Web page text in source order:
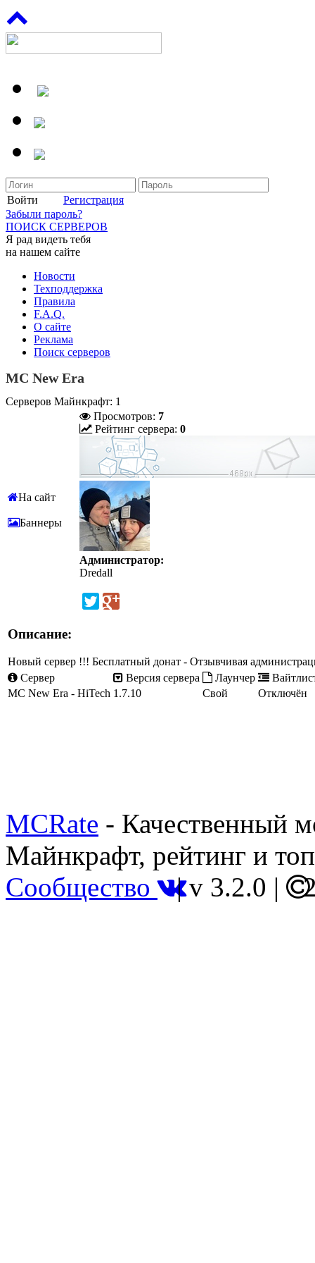
Войти
Регистрация
Забыли пароль?
ПОИСК СЕРВЕРОВ
Я рад видеть тебя
на нашем сайте
Новости
Техподдержка
Правила
F.A.Q.
О сайте
Реклама
Поиск серверов
MC New Era
Серверов Майнкрафт: 1
На сайт
Баннеры
Просмотров: 7
Рейтинг сервера: 0
Администратор:
Dredall
Описание:
Новый сервер !!! Бесплатный донат - Отзывчивая
Сервер
Версия сервера Лаунчер
MC New Era - HiTech 1.7.10 Свой Отключён
MCRate - Качественный
Майнкрафт, рейтинг и
Сообщество |v 3.2.0 |